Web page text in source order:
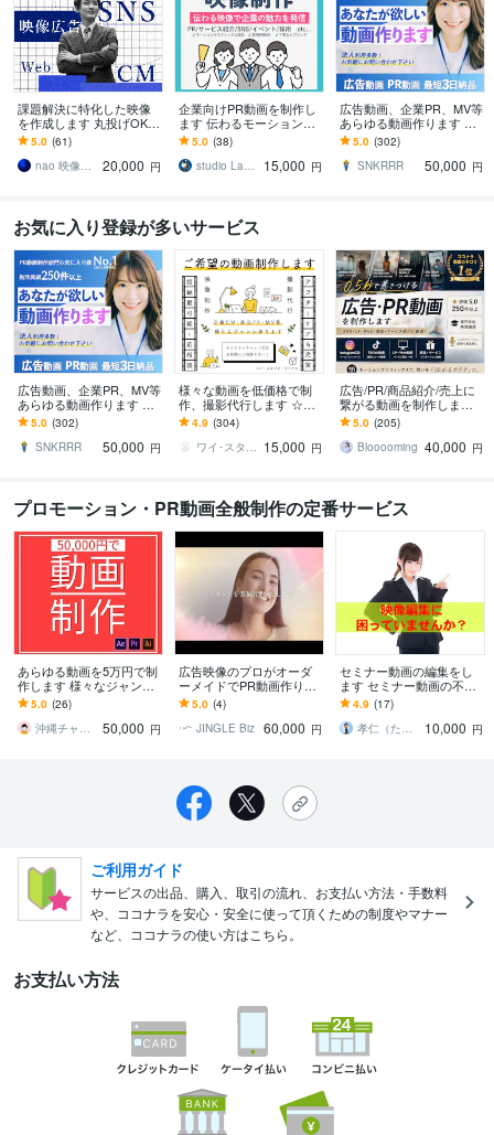
課題解決に特化した映像
を作成します 丸投げOK
個人・企業を問わず、
様々なジャンルの動画を
制作
5.0 (61)
nao 映像広告
20,000 円
企業向けPR動画を制作し
ます 伝わるモーショング
ラフィックス・丁寧なヒ
アリングで理想を形に
5.0 (38)
studio Lambo
15,000 円
広告動画、企業PR、MV等
あらゆる動画作ります 初
めての方も丁寧にサポー
ト！長尺PR/VP動画も承
ります！
5.0 (302)
SNKRRR
50,000 円
お気に入り登録が多いサービス
広告動画、企業PR、MV等
あらゆる動画作ります 初
めての方も丁寧にサポー
ト！長尺PR/VP動画も承
ります！
5.0 (302)
SNKRRR
50,000 円
様々な動画を低価格で制
作、撮影代行します ☆丁
寧且つ迅速な対応☆動画
を必要としている方へ
4.9 (304)
ワイ･スタジオ･ワークス 15,000 円
広告/PR/商品紹介/売上に
繋がる動画を制作します
企画構成からSNS・LP HP
用動画まで最後まで丁寧
に対応！
5.0 (205)
Blooooming 40,000 円
プロモーション・PR動画全般制作の定番サービス
あらゆる動画を5万円で制
作します 様々なジャンル
に対応し、初めての方も
サポートいたします。
5.0 (26)
沖縄チャンネル
50,000 円
広告映像のプロがオーダ
ーメイドでPR動画作りま
す CM,MVプロのモーショ
ングラフィックでPR！
5.0 (4)
JINGLE Biz 60,000 円
セミナー動画の編集をし
ます セミナー動画の不要
部分のカット・簡単なテ
ロップ入れをします
4.9 (17)
孝仁（たかひと）
10,000 円
ご利用ガイド
サービスの出品、購入、取引の流れ、お支払い方法・手数料
や、ココナラを安心・安全に使って頂くための制度やマナー
など、ココナラの使い方はこちら。
お支払い方法